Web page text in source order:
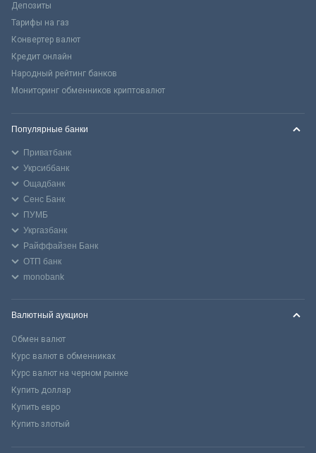
Депозиты
Тарифы на газ
Конвертер валют
Кредит онлайн
Народный рейтинг банков
Мониторинг обменников криптовалют
Популярные банки
Приватбанк
Укрсиббанк
Ощадбанк
Сенс Банк
ПУМБ
Укргазбанк
Райффайзен Банк
ОТП банк
monobank
Валютный аукцион
Обмен валют
Курс валют в обменниках
Курс валют на черном рынке
Купить доллар
Купить евро
Купить злотый